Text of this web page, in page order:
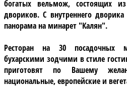
богатых вельмож, состоящих
двориков. С внутреннего
панорама на минарет "Калян".
Ресторан на 30 посадочных
бухарскими зодчими в стиле
приготовят по Вашему
национальные, европейские и